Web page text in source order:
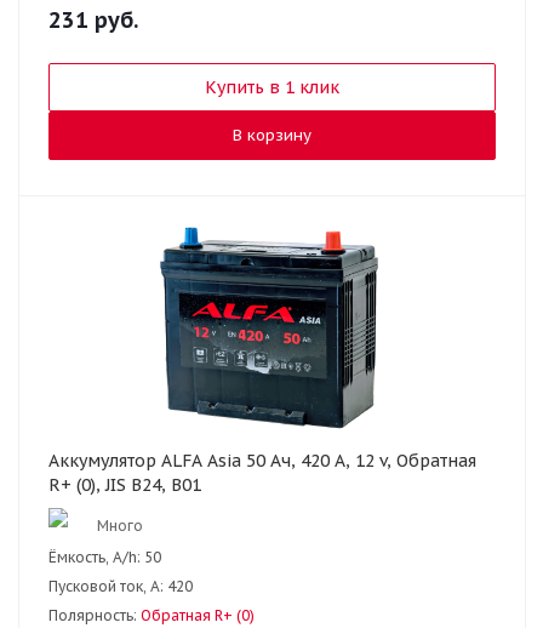
231 руб.
Купить в 1 клик
В корзину
Аккумулятор ALFA Asia 50 Ач, 420 А, 12 v, Обратная
R+ (0), JIS B24, B01
Много
Ёмкость, A/h: 50
Пусковой ток, А: 420
Полярность: Обратная R+ (0)